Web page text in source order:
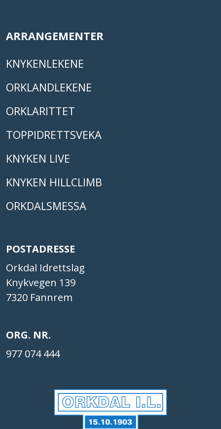
ARRANGEMENTER
KNYKENLEKENE
ORKLANDLEKENE
ORKLARITTET
TOPPIDRETTSVEKA
KNYKEN LIVE
KNYKEN HILLCLIMB
ORKDALSMESSA
POSTADRESSE
Orkdal Idrettslag
Knykvegen 139
7320 Fannrem
ORG. NR.
977 074 444